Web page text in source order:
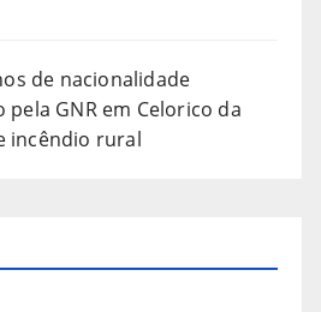
de nacionalidade
GNR em Celorico da
incêndio rural